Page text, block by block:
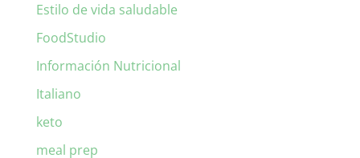
Estilo de vida saludable
FoodStudio
Información Nutricional
Italiano
keto
meal prep